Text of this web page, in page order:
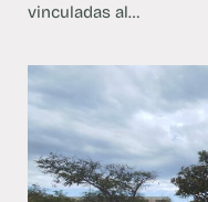
vinculadas al…